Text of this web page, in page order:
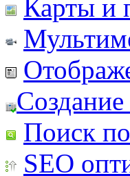
Карты и
Поиск
SEO